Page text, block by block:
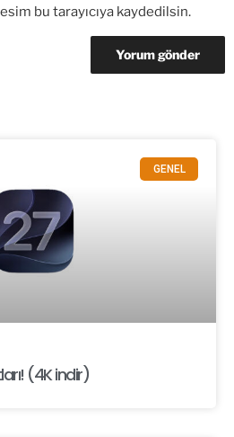
bu tarayıcıya kaydedilsin.
GENEL
(4K indir)